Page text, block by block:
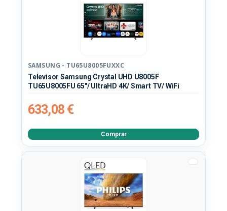
SAMSUNG - TU65U8005FUXXC
Televisor Samsung Crystal UHD U8005F
TU65U8005FU 65"/ UltraHD 4K/ Smart TV/ WiFi
633,08 €
Comprar